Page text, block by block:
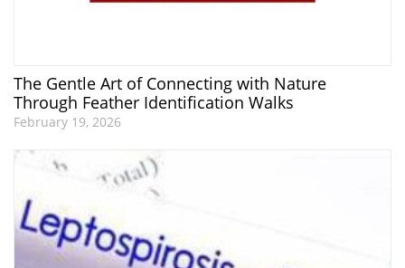
The Gentle Art of Connecting with Nature
Through Feather Identification Walks
February 19, 2026